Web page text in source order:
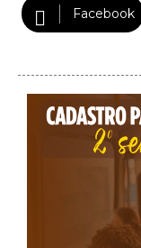
Facebook